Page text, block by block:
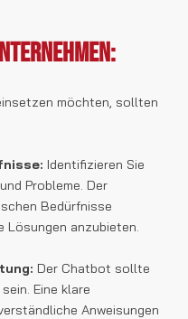
möchten, sollten
Identifizieren Sie
Probleme. Der
Bedürfnisse
Lösungen anzubieten.
Der Chatbot sollte
Eine klare
Anweisungen